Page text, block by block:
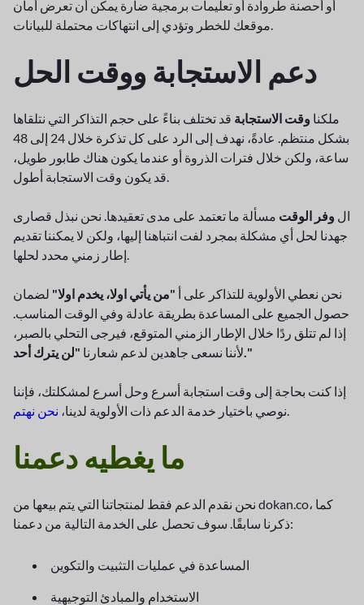
أو أحصنة طروادة أو تعليمات برمجية ضارة يمكن أن تعرض أمان
موقعك للخطر وتؤدي إلى انتهاكات محتملة للبيانات.
دعم الاستجابة ووقت الحل
ملكنا وقت الاستجابة قد تختلف بناءً على حجم التذاكر التي نتلقاها
بشكل منتظم. عادةً، نهدف إلى الرد على كل تذكرة خلال 24 إلى 48
ساعة، ولكن خلال فترات الذروة أو عندما يكون هناك طابور طويل،
قد يكون وقت الاستجابة أطول.
ال وفر الوقت مسألة ما تعتمد على مدى تعقيدها. نحن نبذل قصارى
جهدنا لحل أي مشكلة بمجرد لفت انتباهنا إليها، ولكن لا يمكننا تقديم
إطار زمني محدد لحلها.
نحن نعطي الأولوية للتذاكر على أ "من يأتي اولا، يخدم اولا" لضمان
حصول الجميع على المساعدة بطريقة عادلة وفي الوقت المناسب.
إذا لم تتلق ردًا خلال الإطار الزمني المتوقع، فيرجى التحلي بالصبر،
لأننا نسعى جاهدين لدعم شعارنا"لن يترك أحد."
إذا كنت بحاجة إلى وقت استجابة أسرع وحل أسرع لمشكلتك، فإننا
نوصي باختيار خدمة الدعم ذات الأولوية لدينا، نحن نهتم .
ما يغطيه دعمنا
نحن نقدم الدعم فقط لمنتجاتنا التي يتم بيعها من dokan.co، كما
ذكرنا سابقًا. سوف تحصل على الخدمة التالية من دعمنا:
المساعدة في عمليات التثبيت والتكوين
الاستخدام والمبادئ التوجيهية